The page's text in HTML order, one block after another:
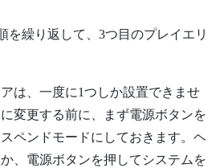
を繰り返して、3つ目のプレイエリ
は、一度に1つしか設置できませ
変更する前に、まず電源ボタンを
ペンドモードにしておきます。ヘ
、 電源ボタンを押してシステムを